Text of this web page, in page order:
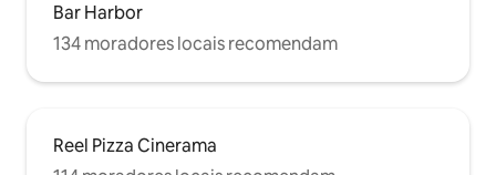
Bar Harbor
134 moradores locais recomendam
Reel Pizza Cinerama